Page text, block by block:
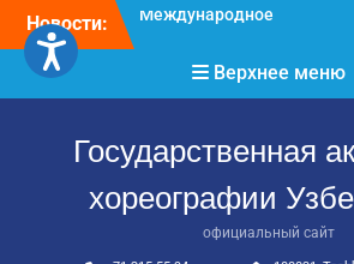
Перейти
содержимому
Новости:
достижения молодых
Международное научное
пространство!
достижения молодых
хореографов!
Верхнее меню
Государственная
хореографии
официальный сайт